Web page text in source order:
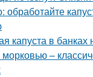
обработайте
капуста в банках
–